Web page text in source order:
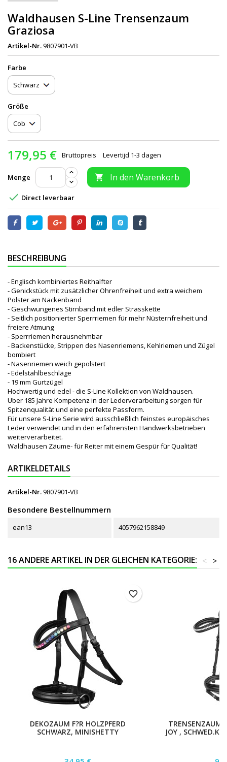
Waldhausen S-Line Trensenzaum
Graziosa
Artikel-Nr.9807901-VB
Farbe
Größe
179,95 € Bruttopreis Levertijd 1-3 dagen
Menge  In den Warenkorb
 Direct leverbaar
BESCHREIBUNG
- Englisch kombiniertes Reithalfter
- Genickstück mit zusätzlicher Ohrenfreiheit und extra weichem
Polster am Nackenband
- Geschwungenes Stirnband mit edler Strasskette
- Seitlich positionierter Sperrriemen für mehr Nüsternfreiheit und
freiere Atmung
- Sperrriemen herausnehmbar
- Backenstücke, Strippen des Nasenriemens, Kehlriemen und Zügel
bombiert
- Nasenriemen weich gepolstert
- Edelstahlbeschläge
- 19 mm Gurtzügel
Hochwertig und edel - die S-Line Kollektion von Waldhausen.
Über 185 Jahre Kompetenz in der Lederverarbeitung sorgen für
Spitzenqualität und eine perfekte Passform.
Für unsere S-Line Serie wird ausschließlich feinstes europäisches
Leder verwendet und in den erfahrensten Handwerksbetrieben
weiterverarbeitet.
Waldhausen Zäume- für Reiter mit einem Gespür für Qualität!
ARTIKELDETAILS
Artikel-Nr.9807901-VB
Besondere Bestellnummern
ean13 4057962158849
16 ANDERE ARTIKEL IN DER GLEICHEN KATEGORIE: >
<
DEKOZAUM F?R HOLZPFERD
SCHWARZ, MINISHETTY
favorite_border
TRENSENZAUM
JOY ,